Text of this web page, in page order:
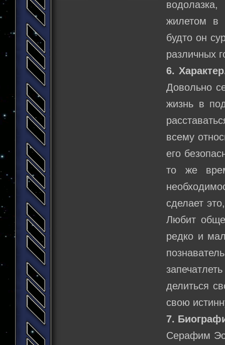
жилетом в
будто он
различных
6.
Довольно
жизнь в
всему
его
то же
сделает
Любит
редко и
делиться
свою
7.
Серафим